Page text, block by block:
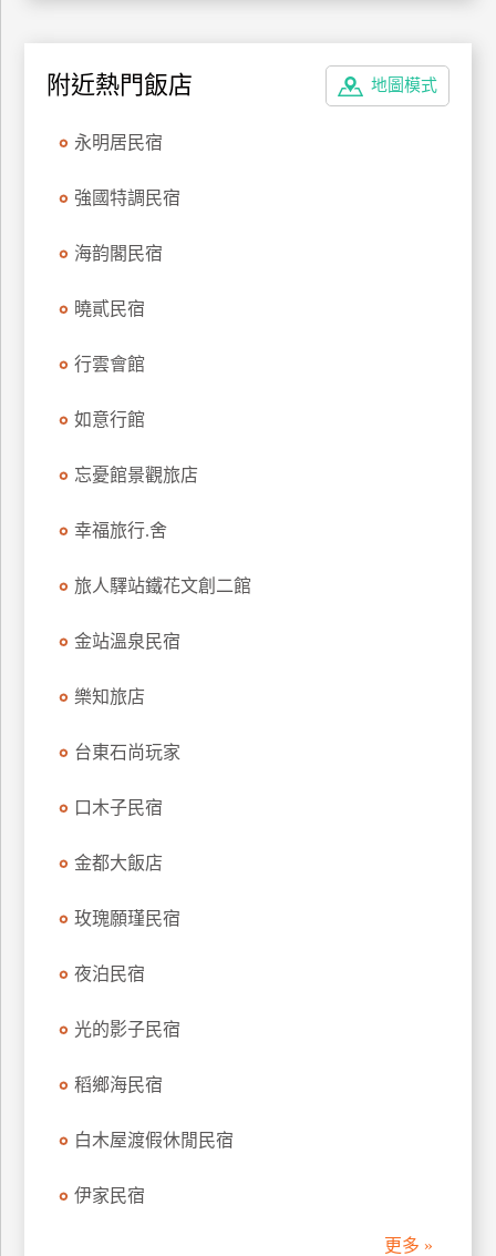
地圖模式
附近熱門飯店
永明居民宿
強國特調民宿
海韵閣民宿
曉貳民宿
行雲會館
如意行館
忘憂館景觀旅店
幸福旅行.舍
旅人驛站鐵花文創二館
金站溫泉民宿
樂知旅店
台東石尚玩家
口木子民宿
金都大飯店
玫瑰願瑾民宿
夜泊民宿
光的影子民宿
稻鄉海民宿
白木屋渡假休閒民宿
伊家民宿
更多 »